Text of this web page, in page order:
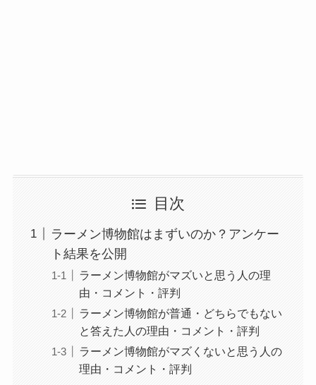
目次
ラーメン博物館はまずいのか？アンケー
ト結果を公開
ラーメン博物館がマズいと思う人の理
由・コメント・評判
ラーメン博物館が普通・どちらでもない
と答えた人の理由・コメント・評判
ラーメン博物館がマズくないと思う人の
理由・コメント・評判